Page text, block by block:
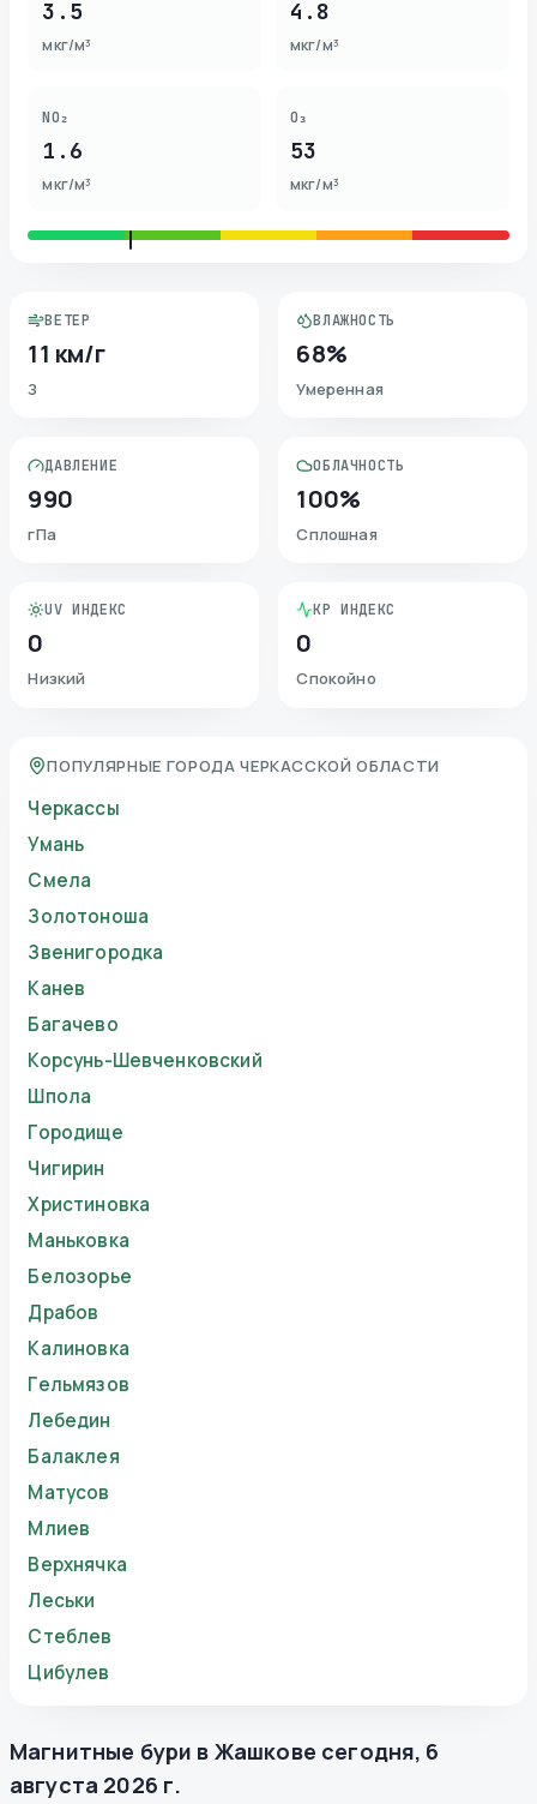
3.5
мкг/м³
4.8
мкг/м³
NO₂
1.6
мкг/м³
O₃
53
мкг/м³
ВЕТЕР
11 км/г
З
ВЛАЖНОСТЬ
68%
Умеренная
ДАВЛЕНИЕ
990
гПа
ОБЛАЧНОСТЬ
100%
Сплошная
UV ИНДЕКС
0
Низкий
KP ИНДЕКС
0
Спокойно
ПОПУЛЯРНЫЕ ГОРОДА ЧЕРКАССКОЙ ОБЛАСТИ
Черкассы
Умань
Смела
Золотоноша
Звенигородка
Канев
Багачево
Корсунь-Шевченковский
Шпола
Городище
Чигирин
Христиновка
Маньковка
Белозорье
Драбов
Калиновка
Гельмязов
Лебедин
Балаклея
Матусов
Млиев
Верхнячка
Леськи
Стеблев
Цибулев
Магнитные бури в Жашкове сегодня, 6
августа 2026 г.